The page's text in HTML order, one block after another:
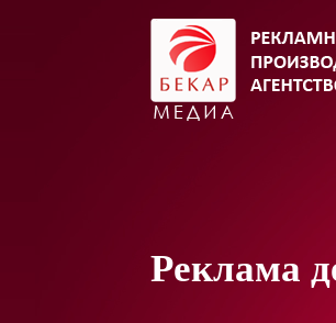
Реклама